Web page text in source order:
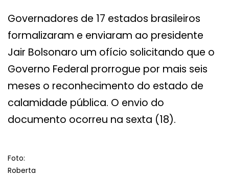
Governadores de 17 estados brasileiros
formalizaram e enviaram ao presidente
Jair Bolsonaro um ofício solicitando que o
Governo Federal prorrogue por mais seis
meses o reconhecimento do estado de
calamidade pública. O envio do
documento ocorreu na sexta (18).
Foto:
Roberta